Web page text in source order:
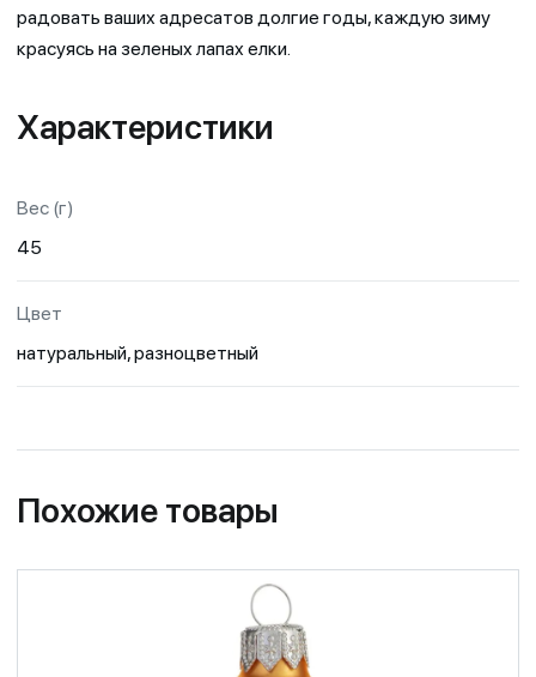
радовать ваших адресатов долгие годы, каждую зиму
красуясь на зеленых лапах елки.
Характеристики
Вес (г)
45
Цвет
натуральный, разноцветный
Похожие товары